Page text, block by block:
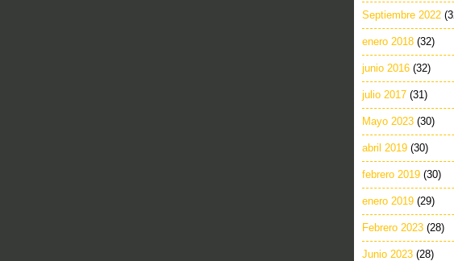
Septiembre 2022
enero 2018 (32)
junio 2016 (32)
julio 2017 (31)
Mayo 2023 (30)
abril 2019 (30)
febrero 2019 (30)
enero 2019 (29)
Febrero 2023 (28)
Junio 2023 (28)